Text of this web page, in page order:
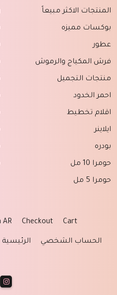
المنتجات الاكثر مبيعاً
بوكسات مميزه
عطور
فرش المكياج والرموش
منتجات التجميل
احمر الخدود
اقلام تخطيط
ايلاينر
بودره
حومرا 10 مل
حومرا 5 مل
Cart
Checkout
AR
الحساب الشخصي الرئيسية